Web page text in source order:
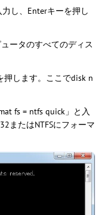
し、Enterキーを押し
ータのすべてのディス
押します。ここでdisk n
fs = ntfs quick」と入
またはNTFSにフォーマ